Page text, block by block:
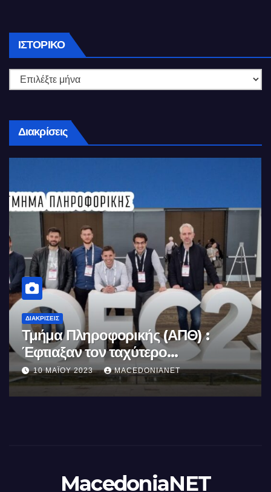
ΙΣΤΟΡΙΚΌ Ιστορικό
Διακρίσεις
ΔΙΑΚΡΊΣΕΙΣ
Κορακάκη: Στην Κορυφή του
Κόσμου
8 ΔΕΚΕΜΒΡΊΟΥ 2022 MACEDONIANET
MacedoniaNET